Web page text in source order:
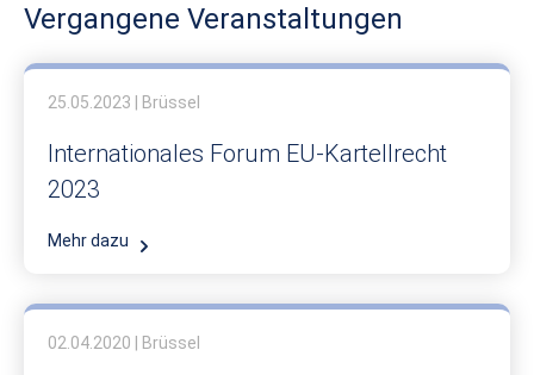
Vergangene Veranstaltungen
25.05.2023 | Brüssel
Internationales Forum EU-Kartellrecht
2023
Mehr dazu
02.04.2020 | Brüssel